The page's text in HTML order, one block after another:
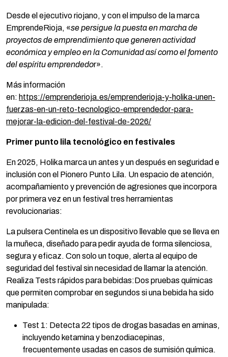
Desde el ejecutivo riojano, y con el impulso de la marca
EmprendeRioja, «se persigue la puesta en marcha de
proyectos de emprendimiento que generen actividad
económica y empleo en la Comunidad así como el fomento
del espíritu emprendedor».
Más información
en: https://emprenderioja.es/emprenderioja-y-holika-unen-
fuerzas-en-un-reto-tecnologico-emprendedor-para-
mejorar-la-edicion-del-festival-de-2026/
Primer punto lila tecnológico en festivales
En 2025, Holika marca un antes y un después en seguridad e
inclusión con el Pionero Punto Lila. Un espacio de atención,
acompañamiento y prevención de agresiones que incorpora
por primera vez en un festival tres herramientas
revolucionarias:
La pulsera Centinela es un dispositivo llevable que se lleva en
la muñeca, diseñado para pedir ayuda de forma silenciosa,
segura y eficaz. Con solo un toque, alerta al equipo de
seguridad del festival sin necesidad de llamar la atención.
Realiza Tests rápidos para bebidas:Dos pruebas químicas
que permiten comprobar en segundos si una bebida ha sido
manipulada:
Test 1: Detecta 22 tipos de drogas basadas en aminas,
incluyendo ketamina y benzodiacepinas,
frecuentemente usadas en casos de sumisión química.